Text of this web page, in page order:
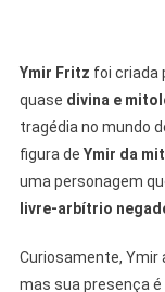
Ymir Fritz foi criada
quase divina e
tragédia no mundo
figura de Ymir da
uma personagem
livre-arbítrio
Curiosamente, Ymir
mas sua presença é